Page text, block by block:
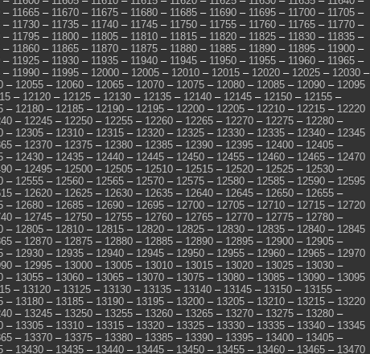
– 11665 – 11670 – 11675 – 11680 – 11685 – 11690 – 11695 – 11700 – 11705 –
– 11730 – 11735 – 11740 – 11745 – 11750 – 11755 – 11760 – 11765 – 11770 –
– 11795 – 11800 – 11805 – 11810 – 11815 – 11820 – 11825 – 11830 – 11835 –
– 11860 – 11865 – 11870 – 11875 – 11880 – 11885 – 11890 – 11895 – 11900 –
– 11925 – 11930 – 11935 – 11940 – 11945 – 11950 – 11955 – 11960 – 11965 –
– 11990 – 11995 – 12000 – 12005 – 12010 – 12015 – 12020 – 12025 – 12030 –
– 12055 – 12060 – 12065 – 12070 – 12075 – 12080 – 12085 – 12090 – 12095
– 12120 – 12125 – 12130 – 12135 – 12140 – 12145 – 12150 – 12155 –
– 12180 – 12185 – 12190 – 12195 – 12200 – 12205 – 12210 – 12215 – 12220
– 12245 – 12250 – 12255 – 12260 – 12265 – 12270 – 12275 – 12280 –
– 12305 – 12310 – 12315 – 12320 – 12325 – 12330 – 12335 – 12340 – 12345
– 12370 – 12375 – 12380 – 12385 – 12390 – 12395 – 12400 – 12405 –
– 12430 – 12435 – 12440 – 12445 – 12450 – 12455 – 12460 – 12465 – 12470
– 12495 – 12500 – 12505 – 12510 – 12515 – 12520 – 12525 – 12530 –
– 12555 – 12560 – 12565 – 12570 – 12575 – 12580 – 12585 – 12590 – 12595
– 12620 – 12625 – 12630 – 12635 – 12640 – 12645 – 12650 – 12655 –
– 12680 – 12685 – 12690 – 12695 – 12700 – 12705 – 12710 – 12715 – 12720
– 12745 – 12750 – 12755 – 12760 – 12765 – 12770 – 12775 – 12780 –
– 12805 – 12810 – 12815 – 12820 – 12825 – 12830 – 12835 – 12840 – 12845
– 12870 – 12875 – 12880 – 12885 – 12890 – 12895 – 12900 – 12905 –
– 12930 – 12935 – 12940 – 12945 – 12950 – 12955 – 12960 – 12965 – 12970
– 12995 – 13000 – 13005 – 13010 – 13015 – 13020 – 13025 – 13030 –
– 13055 – 13060 – 13065 – 13070 – 13075 – 13080 – 13085 – 13090 – 13095
– 13120 – 13125 – 13130 – 13135 – 13140 – 13145 – 13150 – 13155 –
– 13180 – 13185 – 13190 – 13195 – 13200 – 13205 – 13210 – 13215 – 13220
– 13245 – 13250 – 13255 – 13260 – 13265 – 13270 – 13275 – 13280 –
– 13305 – 13310 – 13315 – 13320 – 13325 – 13330 – 13335 – 13340 – 13345
– 13370 – 13375 – 13380 – 13385 – 13390 – 13395 – 13400 – 13405 –
– 13430 – 13435 – 13440 – 13445 – 13450 – 13455 – 13460 – 13465 – 13470